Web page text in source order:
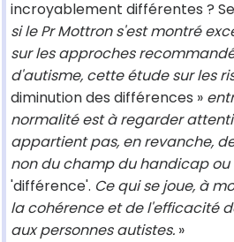
incroyablement différentes ?
si le Pr Mottron s'est montré
sur les approches
d'autisme, cette étude sur les
diminution des différences »
normalité est à regarder
appartient pas, en revanche,
non du champ du handicap
'différence'. Ce qui se joue, à
la cohérence et de l'efficacité
aux personnes autistes. »